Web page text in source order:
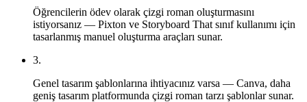
Öğrencilerin ödev olarak çizgi roman oluşturmasını
istiyorsanız — Pixton ve Storyboard That sınıf kullanımı için
tasarlanmış manuel oluşturma araçları sunar.
3.
Genel tasarım şablonlarına ihtiyacınız varsa — Canva, daha
geniş tasarım platformunda çizgi roman tarzı şablonlar sunar.